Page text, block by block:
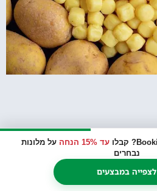
עד 15% הנחה
על מלונות
נבחרים
לצפייה במבצעים